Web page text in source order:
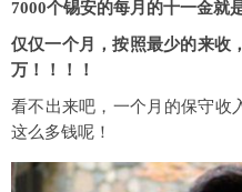
7000个锡安的每月的十一金就
仅仅一个月，按照最少的来收
万！！！！
看不出来吧，一个月的保守收
这么多钱呢！